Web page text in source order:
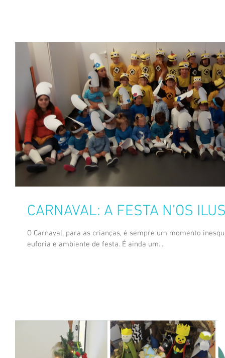
CARNAVAL: A FESTA N’OS
O Carnaval, para as crianças, é sempre um momento
euforia e ambiente de festa. É ainda um...